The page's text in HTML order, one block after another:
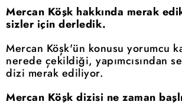
Mercan Köşk hakkında merak
sizler için derledik.
Mercan Köşk'ün konusu yorumcu
nerede çekildiği, yapımcısından
dizi merak ediliyor.
Mercan Köşk dizisi ne zaman